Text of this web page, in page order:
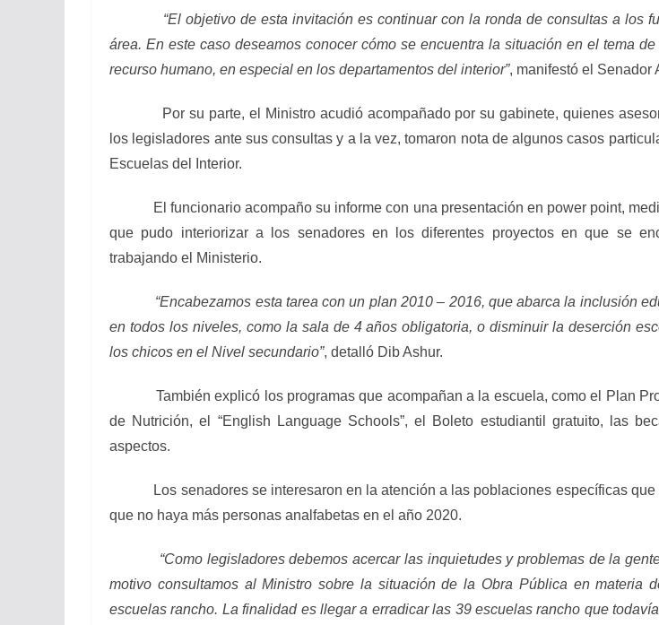
“El objetivo de esta invitación es continuar con la ronda de consultas a los
área. En este caso deseamos conocer cómo se encuentra la situación en el tema
recurso humano, en especial en los departamentos del interior”, manifestó el Senador
Por su parte, el Ministro acudió acompañado por su gabinete, quienes
los legisladores ante sus consultas y a la vez, tomaron nota de algunos casos
Escuelas del Interior.
El funcionario acompaño su informe con una presentación en power point,
que pudo interiorizar a los senadores en los diferentes proyectos en que se
trabajando el Ministerio.
“Encabezamos esta tarea con un plan 2010 – 2016, que abarca la inclusión
en todos los niveles, como la sala de 4 años obligatoria, o disminuir la deserción
los chicos en el Nivel secundario”, detalló Dib Ashur.
También explicó los programas que acompañan a la escuela, como el Plan
de Nutrición, el “English Language Schools”, el Boleto estudiantil gratuito, las
aspectos.
Los senadores se interesaron en la atención a las poblaciones específicas que
que no haya más personas analfabetas en el año 2020.
“Como legisladores debemos acercar las inquietudes y problemas de la
motivo consultamos al Ministro sobre la situación de la Obra Pública en materia
escuelas rancho. La finalidad es llegar a erradicar las 39 escuelas rancho que